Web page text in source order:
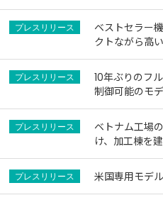
ベストセラー
クトながら高
10年ぶりのフ
制御可能のモ
ベトナム工場
け、加工棟を
米国専用モデ